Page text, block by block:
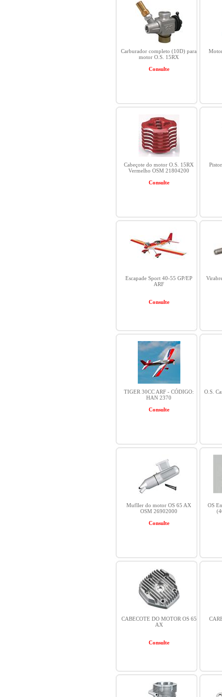
Carburador completo (10D) para
motor O.S. 15RX
Consulte
Cabeçote do motor O.S. 15RX
Vermelho OSM 21804200
Consulte
Escapade Sport 40-55 GP/EP
ARF
Consulte
TIGER 30CC ARF - CÓDIGO:
HAN 2370
Consulte
O.S.
Mufller do motor OS 65 AX
OSM 26902000
Consulte
OS
CABECOTE DO MOTOR OS 65
AX
Consulte